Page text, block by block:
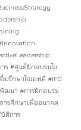
ร #ศูนย์ฝึกอบรมไอ
รึกษาไอเอฟดี #IFD
ฒนา #การฝึกอบรม
รศึกษาเพื่ออนาคต
ติการ